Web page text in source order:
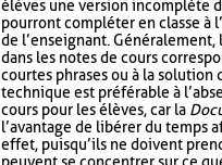
élèves une version incomplète
pourront compléter en classe à
de l’enseignant.
dans les notes de cours
courtes phrases ou à la solution
technique est préférable à
cours pour les élèves, car la
l’avantage de libérer du temps
effet, puisqu’ils ne doivent